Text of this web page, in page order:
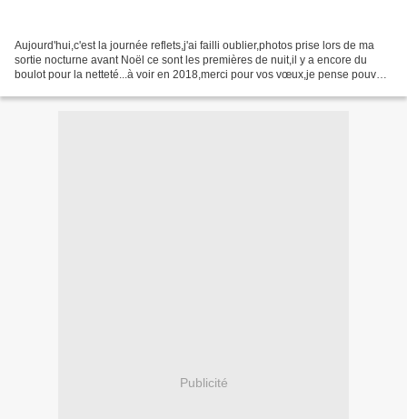
Aujourd'hui,c'est la journée reflets,j'ai failli oublier,photos prise lors de ma
sortie nocturne avant Noël ce sont les premières de nuit,il y a encore du
boulot pour la netteté...à voir en 2018,merci pour vos vœux,je pense pouvoir
Publicité